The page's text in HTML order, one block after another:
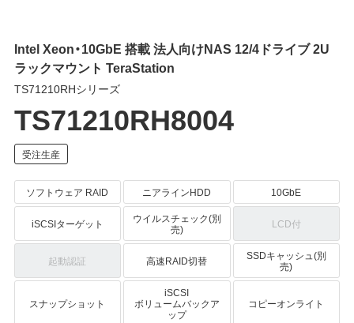
Intel Xeon・10GbE 搭載 法人向けNAS 12/4ドライブ 2U
ラックマウント TeraStation
TS71210RHシリーズ
TS71210RH8004
ソフトウェア RAID ニアラインHDD 10GbE
iSCSIターゲット ウイルスチェック(別
売) LCD付
起動認証 高速RAID切替 SSDキャッシュ(別
売)
スナップショット
iSCSI
ボリュームバックア
ップ
コピーオンライト